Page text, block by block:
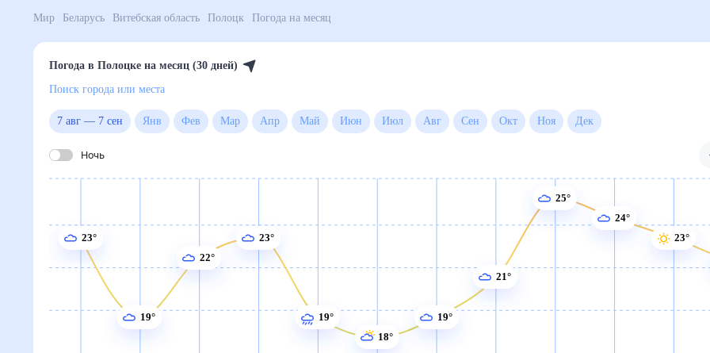
Мир Беларусь Витебская область Полоцк Погода на месяц
Погода в Полоцке на месяц (30 дней)
Поиск города или места
7 авг—7 сен Янв Фев Мар Апр Май Июн Июл Авг Сен Окт Ноя
Ночь
23°
19°
22°
23°
19°
18°
19°
21°
25°
24°
23°